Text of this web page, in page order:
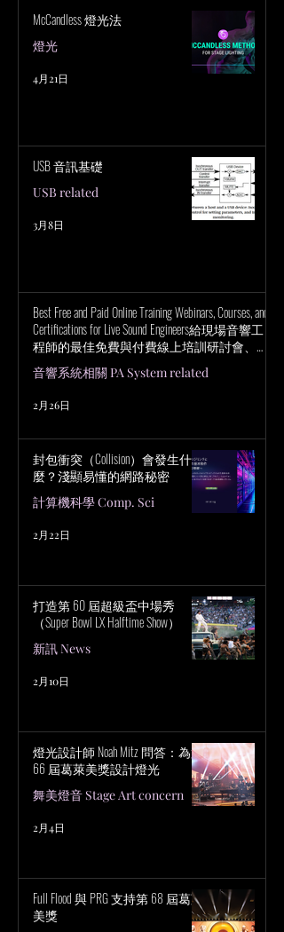
McCandless 燈光法
燈光
4月21日
USB 音訊基礎
USB related
3月8日
Best Free and Paid Online Training Webinars, Courses, and
Certifications for Live Sound Engineers給現場音響工
程師的最佳免費與付費線上培訓研討會、課
程與認證
音響系統相關 PA System related
2月26日
封包衝突（Collision）會發生什
麼？淺顯易懂的網路秘密
計算機科學 Comp. Sci
2月22日
打造第 60 屆超級盃中場秀
（Super Bowl LX Halftime Show）
新訊 News
2月10日
燈光設計師 Noah Mitz 問答：為第
66 屆葛萊美獎設計燈光
舞美燈音 Stage Art concern
2月4日
Full Flood 與 PRG 支持第 68 屆葛萊
美獎